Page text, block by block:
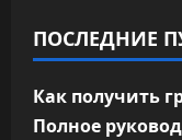
ПОСЛЕДНИЕ
Как получить
Полное